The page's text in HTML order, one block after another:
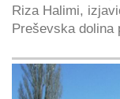
Riza Halimi,
Preševska dolina